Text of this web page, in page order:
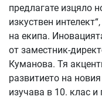
предлагате изцяло
изкуствен
на екипа.
от заместник-
Куманова. Тя
развитието на
изучава в 10. клас